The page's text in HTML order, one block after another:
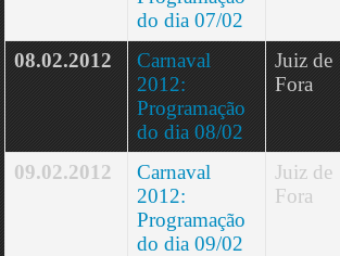
do dia 07/02
08.02.2012
Carnaval
2012:
Programação
do dia 08/02
Juiz de
Fora
09.02.2012
Carnaval
2012:
Programação
do dia 09/02
Juiz de
Fora